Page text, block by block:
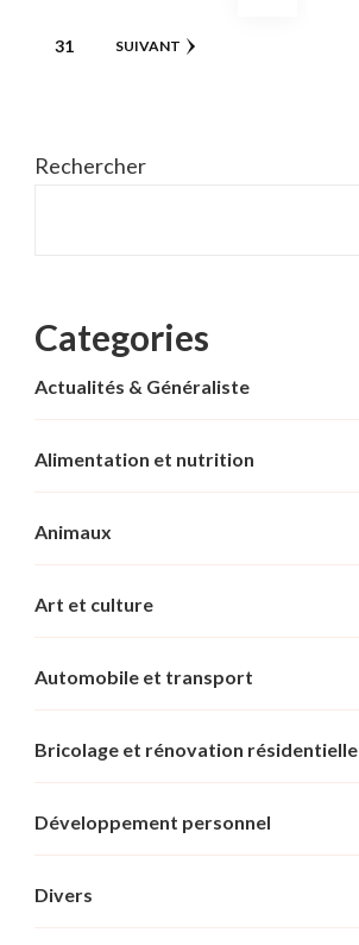
publications
PAGE
31 SUIVANT
Rechercher
Categories
Actualités & Généraliste
Alimentation et nutrition
Animaux
Art et culture
Automobile et transport
Bricolage et rénovation résidentielle
Développement personnel
Divers